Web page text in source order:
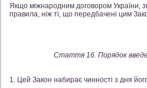
Якщо міжнародним договором України,
правила, ніж ті, що передбачені цим
Стаття 16. Порядок
1. Цей Закон набирає чинності з дня